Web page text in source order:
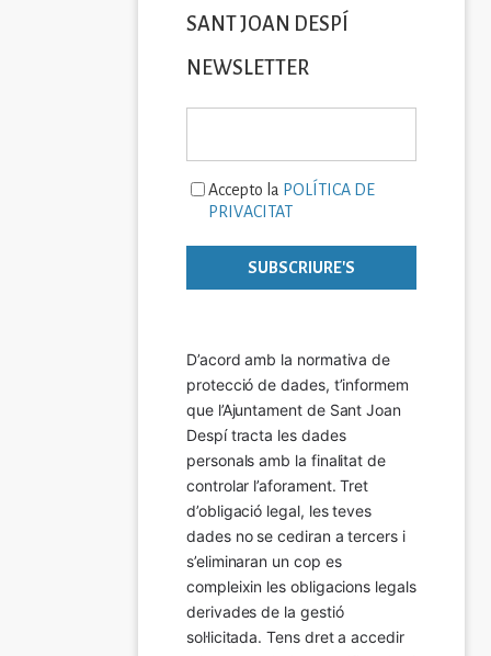
SANT JOAN DESPÍ
NEWSLETTER
Accepto la POLÍTICA DE
PRIVACITAT
D’acord amb la normativa de
protecció de dades, t’informem
que l’Ajuntament de Sant Joan
Despí tracta les dades
personals amb la finalitat de
controlar l’aforament. Tret
d’obligació legal, les teves
dades no se cediran a tercers i
s’eliminaran un cop es
compleixin les obligacions legals
derivades de la gestió
sol·licitada. Tens dret a accedir